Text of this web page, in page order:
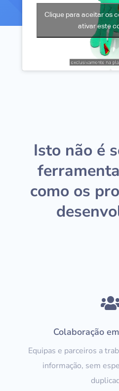
Clique para aceitar os
ativar este
Isto não é
como os
Colaboração
Equipas e parceiros a
informação, sem